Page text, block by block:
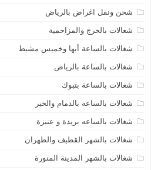
شحن ونقل اغراض بالرياض
شغالات بالخرج والمزاحمية
شغالات بالساعة أبها وخميس مشيط
شغالات بالساعة بالرياض
شغالات بالساعة بتبوك
شغالات بالساعه بالدمام والخبر
شغالات بالساعه بريدة و عنيزة
شغالات بالشهر القطيف والظهران
شغالات بالشهر المدينة المنورة